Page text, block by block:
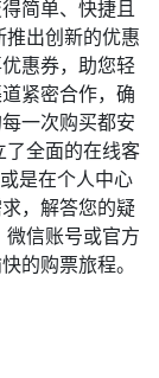
简单、快捷且
出创新的优惠
惠券，助您轻
紧密合作，确
一次购买都安
全面的在线客
是在个人中心
，解答您的疑
信账号或官方
的购票旅程。